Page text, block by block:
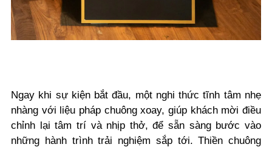
Ngay khi sự kiện bắt đầu, một nghi thức tĩnh tâm nhẹ
nhàng với liệu pháp chuông xoay, giúp khách mời điều
chỉnh lại tâm trí và nhịp thở, để sẵn sàng bước vào
những hành trình trải nghiệm sắp tới. Thiền chuông